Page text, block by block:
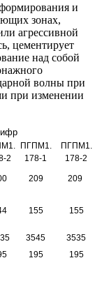
и
зонах,
агрессивной
цементирует
над собой
волны при
при изменении
2
ПГПМ1.
178-1
ПГПМ1.
178-2
209
209
155 155
3545
3535
195
195